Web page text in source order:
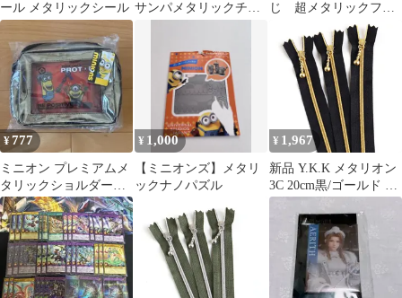
ール メタリックシール サンパメタリックチョ
じ 超メタリックフィ
ギュア りょう
¥777
ミニオン プレミアムメ
タリックショルダーバ
ッグ サイエンス シ
ルバー
¥ 1,000
【ミニオンズ】メタリ
ックナノパズル
¥ 1,967
新品 Y.K.K メタリオン
3C 20cm黒/ゴールド 3
本入 3CM20-1G